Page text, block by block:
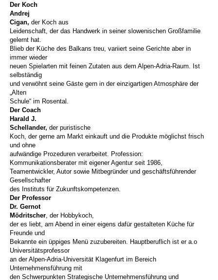
Der Koch
Andrej
Cigan, der Koch aus
Leidenschaft, der das Handwerk in seiner slowenischen Großfamilie
gelernt hat.
Blieb der Küche des Balkans treu, variiert seine Gerichte aber in
immer wieder
neuen Spielarten mit feinen Zutaten aus dem Alpen-Adria-Raum. Ist
selbständig
und verwöhnt seine Gäste gern in der einzigartigen Atmosphäre der
„Alten
Schule“ im Rosental.
Der Coach
Harald J.
Schellander, der puristische
Koch, der gerne am Markt einkauft und die Produkte möglichst frisch
und ohne
aufwändige Prozeduren verarbeitet. Profession:
Kommunikationsberater mit eigener Agentur seit 1986,
Teamentwickler, Autor sowie Mitbegründer und geschäftsführender
Gesellschafter
des Instituts für Zukunftskompetenzen.
Der Professor
Dr. Gernot
Mödritscher, der Hobbykoch,
der es liebt, am Abend in einer eigens dafür gestalteten Küche für
Freunde und
Bekannte ein üppiges Menü zuzubereiten. Hauptberuflich ist er a.o
Universitätsprofessor
an der Alpen-Adria-Universität Klagenfurt im Bereich
Unternehmensführung mit
den Schwerpunkten Strategische Unternehmensführung und